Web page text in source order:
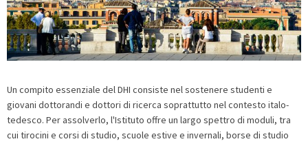
Un compito essenziale del DHI consiste nel sostenere studenti e
giovani dottorandi e dottori di ricerca soprattutto nel contesto italo-
tedesco. Per assolverlo, l'Istituto offre un largo spettro di moduli, tra
cui tirocini e corsi di studio, scuole estive e invernali, borse di studio